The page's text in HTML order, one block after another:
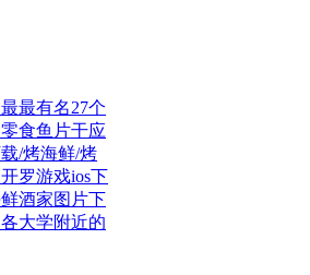
最有名27个
食鱼片干应
/烤海鲜/烤
罗游戏ios下
酒家图片下
大学附近的